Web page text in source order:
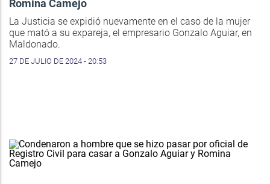
Romina Camejo
La Justicia se expidió nuevamente en el caso de la mujer
que mató a su expareja, el empresario Gonzalo Aguiar, en
Maldonado.
27 DE JULIO DE 2024 - 20:53